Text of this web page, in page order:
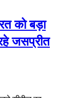
को बड़ा
जसप्रीत